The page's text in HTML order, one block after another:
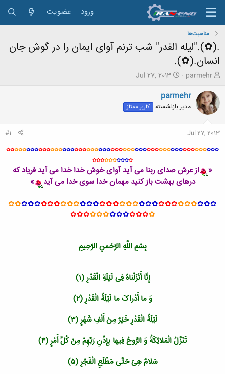
ورود عضویت
مناسبت‌ها
.(✿)."لیله القدر" شب ترنم آوای ایمان را در گوش جان
انسان‌.(✿).
ش
و
ع
ک
ه
ض
parmehr
ت
ر
ی
خ
ع
Jul 27, 2013
parmehr
مدیر بازنشسته کاربر ممتاز
Jul 27, 2013
#1
✿✿✿
✿✿✿
✿✿✿
✿✿✿
✿✿✿
✿✿✿
✿✿✿
✿✿✿
✿✿✿
✿✿✿
✿✿✿
✿✿✿
✿✿✿
✿✿✿
✿✿✿
✿✿✿
✿✿✿
✿✿
✿
✿✿✿
✿✿✿
✿✿✿
«
از عرش صدای ربنا می آید آوای خوش خدا خدا می آید فریاد که
درهای بهشت باز کنید مهمان خدا سوی خدا می آید
»
✿✿✿
✿✿✿
✿✿✿
✿✿✿
✿✿✿
✿✿✿
✿✿✿
✿✿✿
✿✿✿
✿✿✿
✿✿
✿
✿✿✿
✿✿✿
✿✿✿
✿✿✿
بِسْمِ اللَّهِ الرَّحْمنِ الرَّحِیمِ‏
إِنَّا أَنْزَلْناهُ فِی لَیْلَةِ الْقَدْرِ (۱)
وَ ما أَدْراکَ ما لَیْلَةُ الْقَدْرِ (۲)
لَیْلَةُ الْقَدْرِ خَیْرٌ مِنْ أَلْفِ شَهْرٍ (۳)
تَنَزَّلُ الْمَلائِکَةُ وَ الرُّوحُ فِیها بِإِذْنِ رَبِّهِمْ مِنْ کُلِّ أَمْرٍ (۴)
سَلامٌ هِیَ حَتَّی مَطْلَعِ الْفَجْرِ (۵)